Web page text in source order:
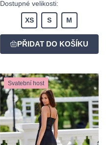
Dostupné velikosti:
XS S M
Svatební host